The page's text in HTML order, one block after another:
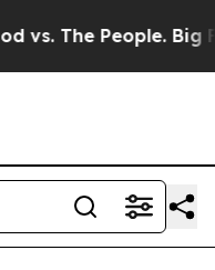
The People. Big